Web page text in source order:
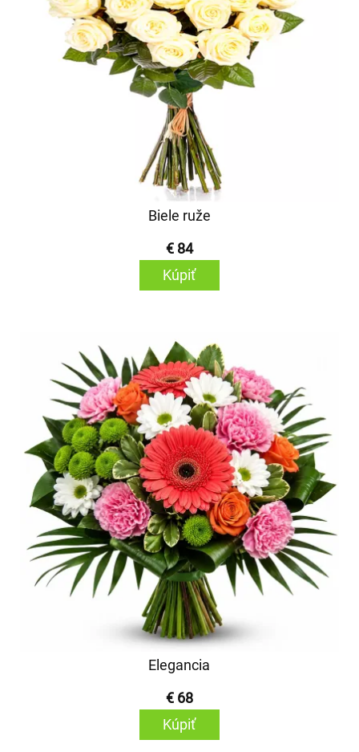
Biele ruže
€ 84
Kúpiť
Elegancia
€ 68
Kúpiť